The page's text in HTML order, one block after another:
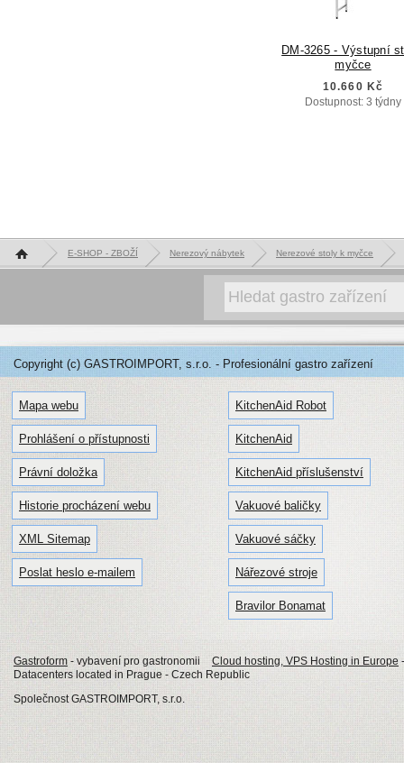
DM-3265 - Výstupní
myčce
10.660 Kč
Dostupnost: 3 týdny
Hlavní stránka E-SHOP - ZBOŽÍ Nerezový nábytek Nerezové stoly k myčce
Copyright (c) GASTROIMPORT, s.r.o. - Profesionální gastro zařízení
Mapa webu
Prohlášení o přístupnosti
Právní doložka
Historie procházení webu
XML Sitemap
Poslat heslo e-mailem
KitchenAid Robot
KitchenAid
KitchenAid příslušenství
Vakuové baličky
Vakuové sáčky
Nářezové stroje
Bravilor Bonamat
Gastroform - vybavení pro gastronomii Cloud hosting, VPS Hosting in Europe
Datacenters located in Prague - Czech Republic
Společnost GASTROIMPORT, s.r.o.